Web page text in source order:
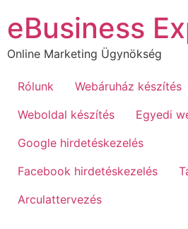
tartalomhoz
eBusiness
Online Marketing Ügynökség
Rólunk
Webáruház készítés
Weboldal készítés
Egyedi
Google hirdetéskezelés
Facebook hirdetéskezelés
Arculattervezés